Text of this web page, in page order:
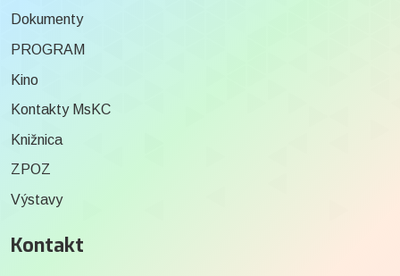
Dokumenty
PROGRAM
Kino
Kontakty MsKC
Knižnica
ZPOZ
Výstavy
Kontakt